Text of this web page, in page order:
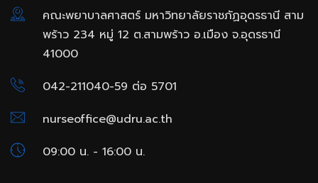
คณะพยาบาลศาสตร์ มหาวิทยาลัยราชภัฏอุดรธานี สาม
พร้าว 234 หมู่ 12 ต.สามพร้าว อ.เมือง จ.อุดรธานี
41000
042-211040-59 ต่อ 5701
nurseoffice@udru.ac.th
09:00 น. - 16:00 น.